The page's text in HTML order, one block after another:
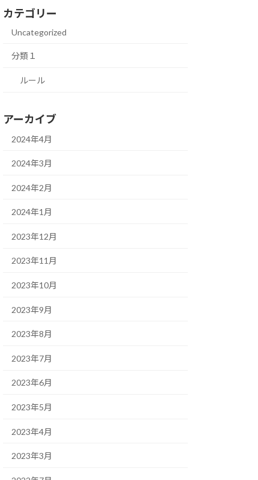
カテゴリー
Uncategorized
分類１
ルール
アーカイブ
2024年4月
2024年3月
2024年2月
2024年1月
2023年12月
2023年11月
2023年10月
2023年9月
2023年8月
2023年7月
2023年6月
2023年5月
2023年4月
2023年3月